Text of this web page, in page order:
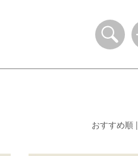
おすすめ順|